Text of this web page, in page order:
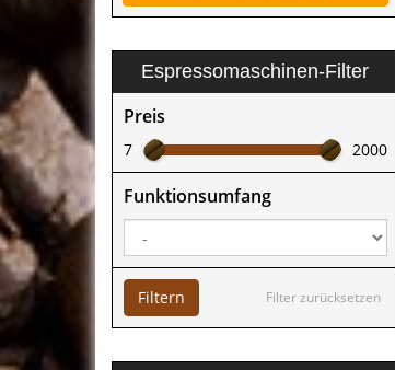
Espressomaschinen-Filter
Preis
7 2000
Funktionsumfang
Filter zurücksetzen
Filtern